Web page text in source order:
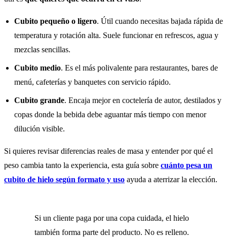
Cubito pequeño o ligero. Útil cuando necesitas bajada rápida de
temperatura y rotación alta. Suele funcionar en refrescos, agua y
mezclas sencillas.
Cubito medio. Es el más polivalente para restaurantes, bares de
menú, cafeterías y banquetes con servicio rápido.
Cubito grande. Encaja mejor en coctelería de autor, destilados y
copas donde la bebida debe aguantar más tiempo con menor
dilución visible.
Si quieres revisar diferencias reales de masa y entender por qué el
peso cambia tanto la experiencia, esta guía sobre cuánto pesa un
cubito de hielo según formato y uso ayuda a aterrizar la elección.
Si un cliente paga por una copa cuidada, el hielo
también forma parte del producto. No es relleno.